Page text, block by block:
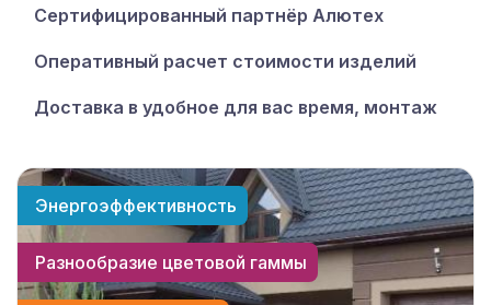
Сертифицированный партнёр Алютех
Оперативный расчет стоимости изделий
Доставка в удобное для вас время, монтаж
Энергоэффективность
Разнообразие цветовой гаммы